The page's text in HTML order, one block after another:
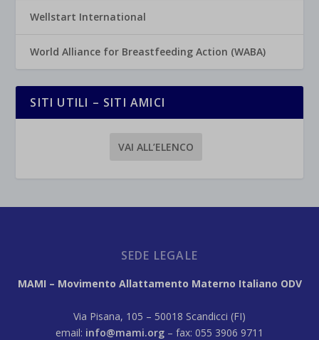
Wellstart International
World Alliance for Breastfeeding Action (WABA)
SITI UTILI – SITI AMICI
VAI ALL’ELENCO
SEDE LEGALE
MAMI – Movimento Allattamento Materno Italiano ODV
Via Pisana, 105 – 50018 Scandicci (FI)
email: info@mami.org – fax: 055 3906 9711